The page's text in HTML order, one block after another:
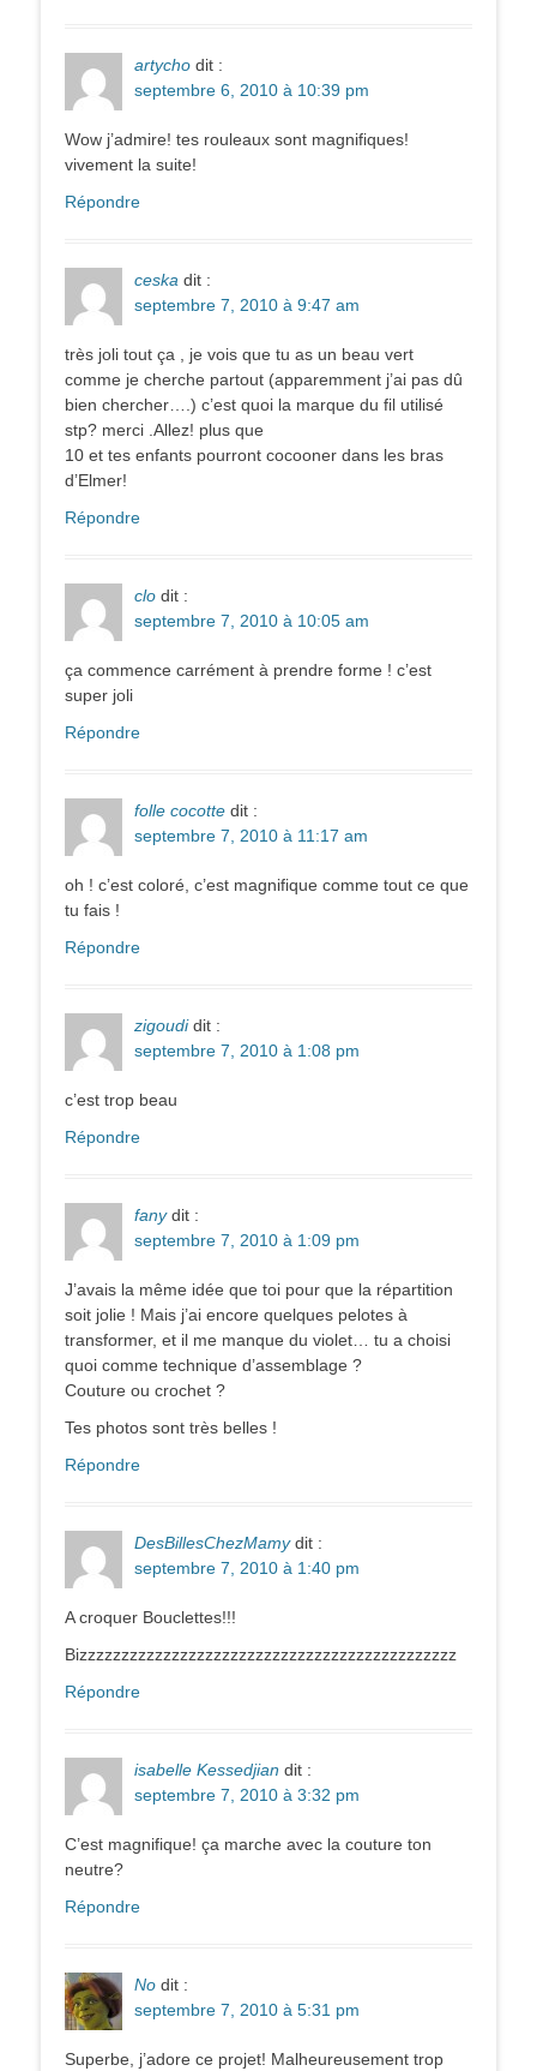
artycho dit :
septembre 6, 2010 à 10:39 pm
Wow j’admire! tes rouleaux sont magnifiques!
vivement la suite!
Répondre
ceska dit :
septembre 7, 2010 à 9:47 am
très joli tout ça , je vois que tu as un beau vert
comme je cherche partout (apparemment j’ai pas dû
bien chercher….) c’est quoi la marque du fil utilisé
stp? merci .Allez! plus que
10 et tes enfants pourront cocooner dans les bras
d’Elmer!
Répondre
clo dit :
septembre 7, 2010 à 10:05 am
ça commence carrément à prendre forme ! c’est
super joli
Répondre
folle cocotte dit :
septembre 7, 2010 à 11:17 am
oh ! c’est coloré, c’est magnifique comme tout ce que
tu fais !
Répondre
zigoudi dit :
septembre 7, 2010 à 1:08 pm
c’est trop beau
Répondre
fany dit :
septembre 7, 2010 à 1:09 pm
J’avais la même idée que toi pour que la répartition
soit jolie ! Mais j’ai encore quelques pelotes à
transformer, et il me manque du violet… tu a choisi
quoi comme technique d’assemblage ?
Couture ou crochet ?
Tes photos sont très belles !
Répondre
DesBillesChezMamy dit :
septembre 7, 2010 à 1:40 pm
A croquer Bouclettes!!!
Bizzzzzzzzzzzzzzzzzzzzzzzzzzzzzzzzzzzzzzzzzzzzz
Répondre
isabelle Kessedjian dit :
septembre 7, 2010 à 3:32 pm
C’est magnifique! ça marche avec la couture ton
neutre?
Répondre
No dit :
septembre 7, 2010 à 5:31 pm
Superbe, j’adore ce projet! Malheureusement trop